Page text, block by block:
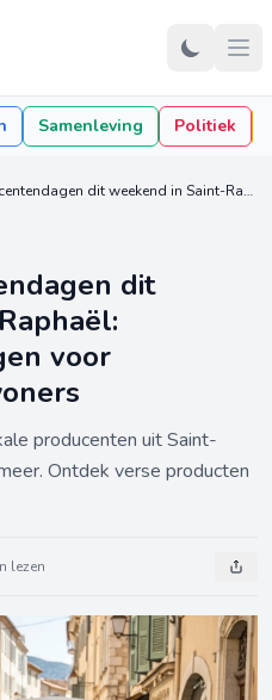
Samenleving Politiek
Lokale producentendagen dit weekend in Saint-Raphaël: praktischer gevolgen voor bezoekers en bewoners
dit
voor
producenten uit Saint-
Ontdek verse producten
lezen